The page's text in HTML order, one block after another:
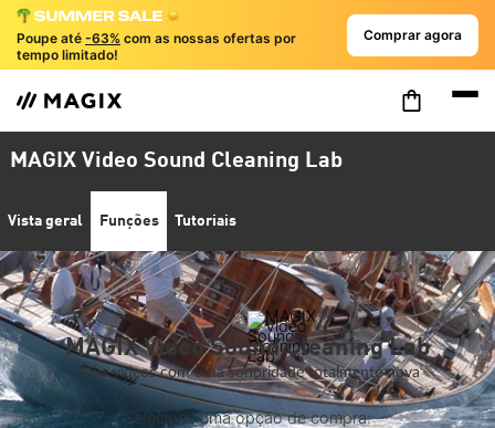
Poupe até -63% com as nossas ofertas por
tempo limitado!
Comprar agora
MAGIX Video Sound Cleaning Lab
Vista geral Funções Tutoriais
MAGIX Video Sound Cleaning Lab
Seus vídeos com uma sonoridade totalmente nova
Selecione uma opção de compra: